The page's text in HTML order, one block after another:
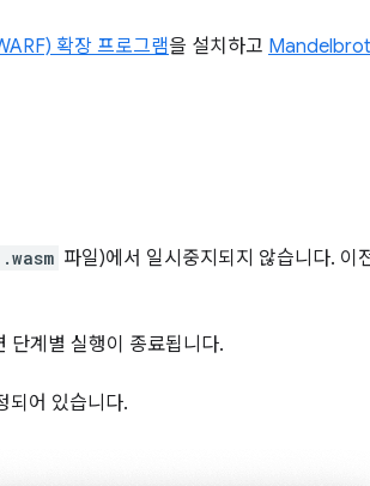
확장 프로그램을 설치하고
.wasm 파일)에서 일시중지되지 않습니다. 이
단계별 실행이 종료됩니다.
되어 있습니다.